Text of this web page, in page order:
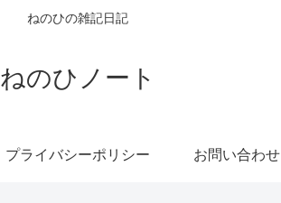
ねのひの雑記日記
ねのひノート
プライバシーポリシー お問い合わせ